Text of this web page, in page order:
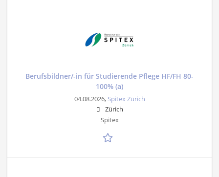
Berufsbildner/-in für Studierende Pflege HF/FH 80-
100% (a)
04.08.2026, Spitex Zürich
Zürich
Spitex